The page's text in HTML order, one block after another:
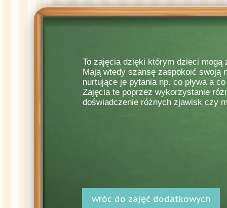
wróc do zajęć dodatkowych
To zajęcia dzięki którym dzieci
Mają wtedy szansę zaspokoić swoją
nurtujące je pytania np. co pływa a
Zajęcia te poprzez wykorzystanie
doświadczenie różnych zjawisk czy